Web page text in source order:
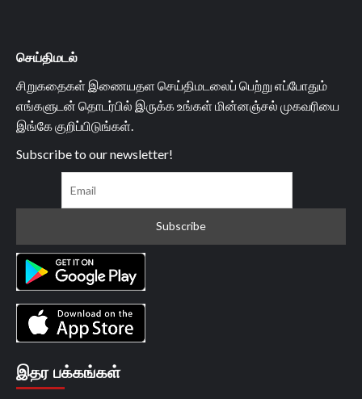
செய்திமடல்
சிறுகதைகள் இணையதள செய்திமடலைப் பெற்று எப்போதும்
எங்களுடன் தொடர்பில் இருக்க உங்கள் மின்னஞ்சல் முகவரியை
இங்கே குறிப்பிடுங்கள்.
Subscribe to our newsletter!
இதர பக்கங்கள்